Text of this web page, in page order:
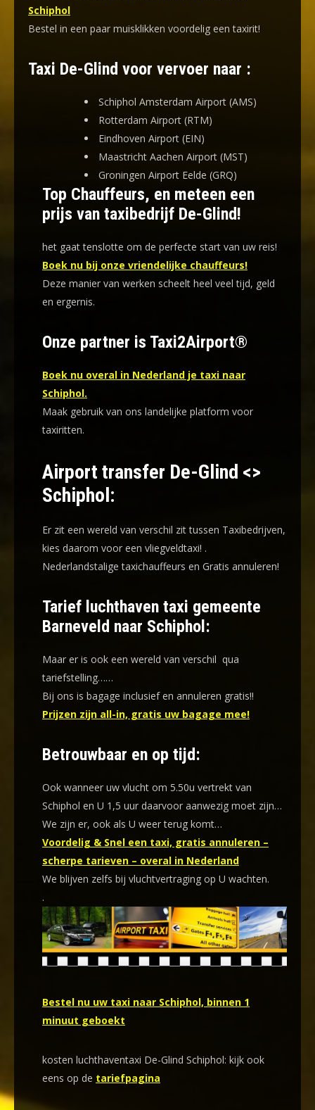
Schiphol
Bestel in een paar muisklikken voordelig een taxirit!
Taxi De-Glind voor vervoer naar :
Schiphol Amsterdam Airport (AMS)
Rotterdam Airport (RTM)
Eindhoven Airport (EIN)
Maastricht Aachen Airport (MST)
Groningen Airport Eelde (GRQ)
Top Chauffeurs, en meteen een
prijs van taxibedrijf De-Glind!
het gaat tenslotte om de perfecte start van uw reis!
Boek nu bij onze vriendelijke chauffeurs!
Deze manier van werken scheelt heel veel tijd, geld
en ergernis.
Onze partner is Taxi2Airport®
Boek nu overal in Nederland je taxi naar
Schiphol.
Maak gebruik van ons landelijke platform voor
taxiritten.
Airport transfer De-Glind <>
Schiphol:
Er zit een wereld van verschil zit tussen Taxibedrijven,
kies daarom voor een vliegveldtaxi! .
Nederlandstalige taxichauffeurs en Gratis annuleren!
Tarief luchthaven taxi gemeente
Barneveld naar Schiphol:
Maar er is ook een wereld van verschil qua
tariefstelling……
Bij ons is bagage inclusief en annuleren gratis!!
Prijzen zijn all-in, gratis uw bagage mee!
Betrouwbaar en op tijd:
Ook wanneer uw vlucht om 5.50u vertrekt van
Schiphol en U 1,5 uur daarvoor aanwezig moet zijn…
We zijn er, ook als U weer terug komt…
Voordelig & Snel een taxi, gratis annuleren –
scherpe tarieven – overal in Nederland
We blijven zelfs bij vluchtvertraging op U wachten.
.
Bestel nu uw taxi naar Schiphol, binnen 1
minuut geboekt
kosten luchthaventaxi De-Glind Schiphol: kijk ook
eens op de tariefpagina